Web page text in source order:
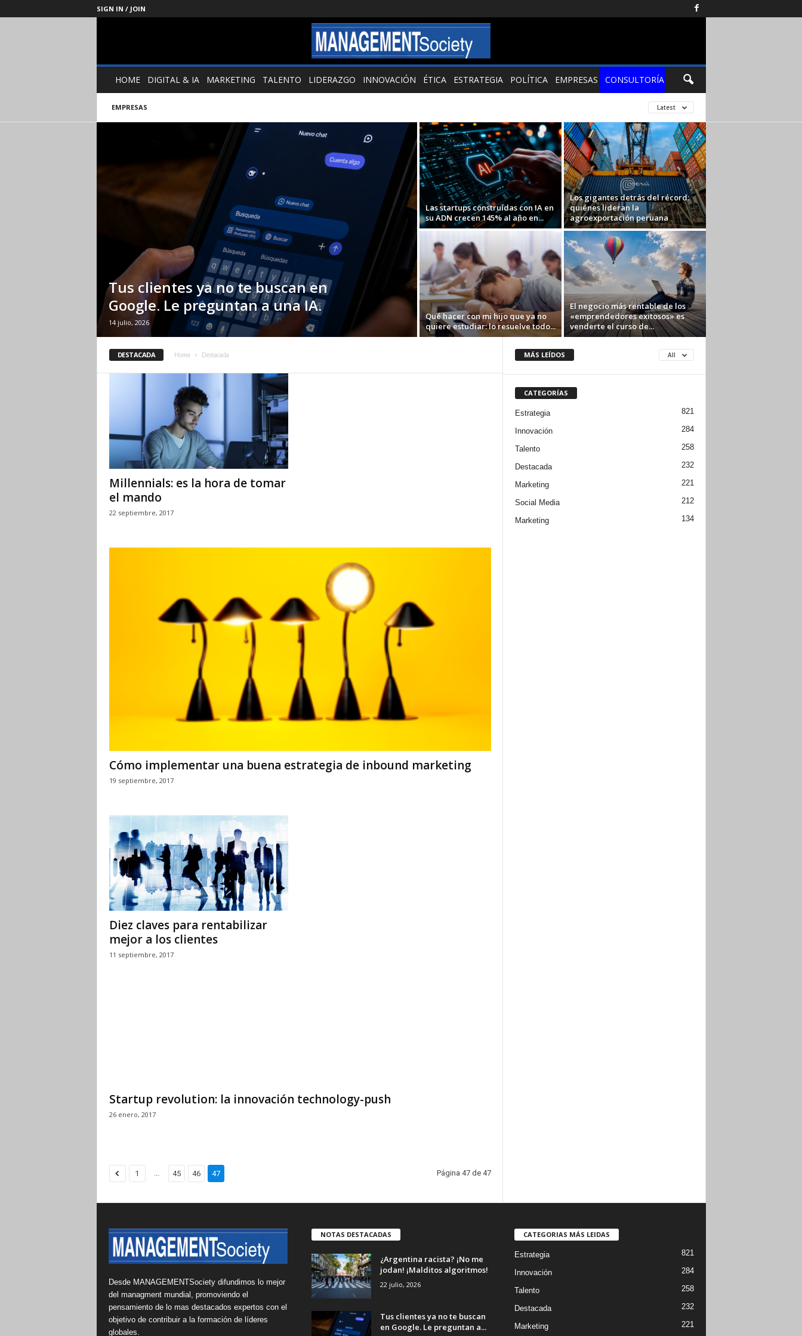
SIGN IN / JOIN
Management
SocietyHOME DIGITAL & IA MARKETING TALENTO LIDERAZGO INNOVACIÓN ÉTICA ESTRATEGIA POLÍTICA EMPRESAS CONSULTORÍA
EMPRESAS Latest
Tus clientes ya no te buscan en
Google. Le preguntan a una IA.
14 julio, 2026
Las startups construídas con IA en
su ADN crecen 145% al año en...
Los gigantes detrás del récord:
quiénes lideran la
agroexportación peruana
Qué hacer con mi hijo que ya no
quiere estudiar: lo resuelve todo...
El negocio más rentable de los
«emprendedores exitosos» es
venderte el curso de...
DESTACADA Home Destacada
Millennials: es la hora de tomar
el mando
22 septiembre, 2017
Cómo implementar una buena estrategia de inbound marketing
19 septiembre, 2017
Diez claves para rentabilizar
mejor a los clientes
11 septiembre, 2017
Startup revolution: la innovación technology-push
26 enero, 2017
1 ... 45 46 47 Página 47 de 47
MÁS LEÍDOS All
CATEGORÍAS
Estrategia 821
Innovación 284
Talento 258
Destacada 232
Marketing 221
Social Media 212
Marketing 134
Desde MANAGEMENTSociety difundimos lo mejor
del managment mundial, promoviendo el
pensamiento de lo mas destacados expertos con el
objetivo de contribuir a la formación de líderes
globales.
NOTAS DESTACADAS
¿Argentina racista? ¡No me
jodan! ¡Malditos algoritmos!
22 julio, 2026
Tus clientes ya no te buscan
en Google. Le preguntan a...
CATEGORIAS MÁS LEIDAS
Estrategia 821
Innovación 284
Talento 258
Destacada 232
Marketing 221